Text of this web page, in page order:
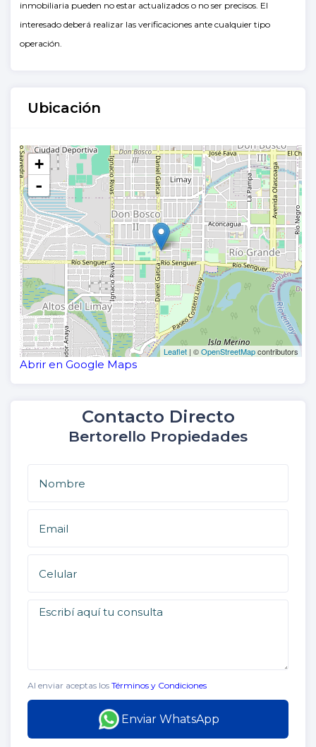
inmobiliaria pueden no estar actualizados o no ser precisos. El
interesado deberá realizar las verificaciones ante cualquier tipo
operación.
Ubicación
+
-
Leaflet | ©OpenStreetMapcontributors
Abrir en Google Maps
Contacto Directo
Bertorello Propiedades
Al enviar aceptas los Términos y Condiciones
Enviar WhatsApp